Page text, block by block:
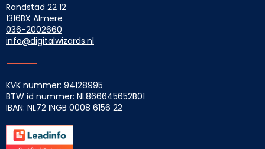
Randstad 22 12
1316BX Almere
036-2002660
info@digitalwizards.nl
KVK nummer: 94128995
BTW id nummer: NL866645652B01
IBAN: NL72 INGB 0008 6156 22